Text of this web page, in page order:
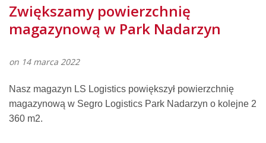
Zwiększamy powierzchnię
magazynową w Park Nadarzyn
on 14 marca 2022
Nasz magazyn LS Logistics powiększył powierzchnię
magazynową w Segro Logistics Park Nadarzyn o kolejne 2
360 m2.